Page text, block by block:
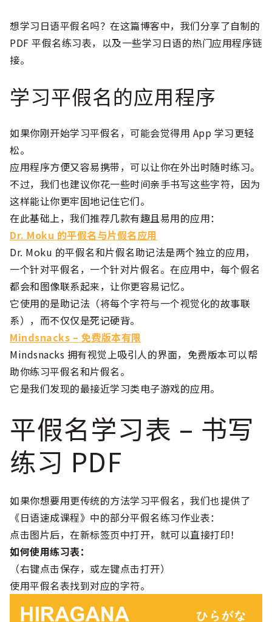
想学习日语平假名吗？在这篇博客中，我们分享了自制的
PDF 平假名练习表，以及一些学习日语的热门应用程序链
接。
学习平假名的应用程序
如果你刚开始学习平假名，可能会觉得用 App 学习更轻
松。
应用程序方便又容易携带，可以让你在外出时随时练习。
不过，我们也建议你花一些时间亲手书写这些字符，因为
这样能让你更牢固地记住它们。
在此基础上，我们推荐几款有趣且易用的应用：
Dr. Moku 的平假名与片假名应用
Dr. Moku 的平假名和片假名助记法是两个独立的应用，
一个针对平假名，一个针对片假名。在应用中，每个假名
都会和图像联系起来，让你更容易记忆。
它使用的是助记法（将每个字符与一个视觉化的故事联
系），而不仅仅是死记硬背。
Mindsnacks – 免费版本有限
Mindsnacks 拥有视觉上吸引人的界面，免费版本可以帮
助你练习平假名和片假名。
它是我们发现的最接近学习类电子游戏的应用。
平假名学习表 – 书写
练习 PDF
如果你想要用更传统的方法学习平假名，我们也提供了
《日语速成课程》中的部分平假名练习作业表：
点击图片后，在新标签页中打开，就可以直接打印！
如何使用练习表：
（右键点击保存，或左键点击打开）
使用平假名表找到对应的字符。